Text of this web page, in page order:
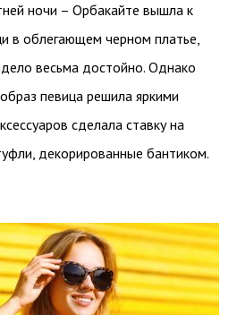
ночи – Орбакайте вышла к
в облегающем черном платье,
весьма достойно. Однако
певица решила яркими
сделала ставку на
декорированные бантиком.